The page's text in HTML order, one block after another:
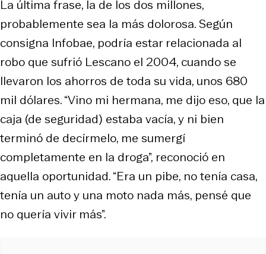
La última frase, la de los dos millones,
probablemente sea la más dolorosa. Según
consigna Infobae, podría estar relacionada al
robo que sufrió Lescano el 2004, cuando se
llevaron los ahorros de toda su vida, unos 680
mil dólares. “Vino mi hermana, me dijo eso, que la
caja (de seguridad) estaba vacía, y ni bien
terminó de decírmelo, me sumergí
completamente en la droga”, reconoció en
aquella oportunidad. “Era un pibe, no tenía casa,
tenía un auto y una moto nada más, pensé que
no quería vivir más”.